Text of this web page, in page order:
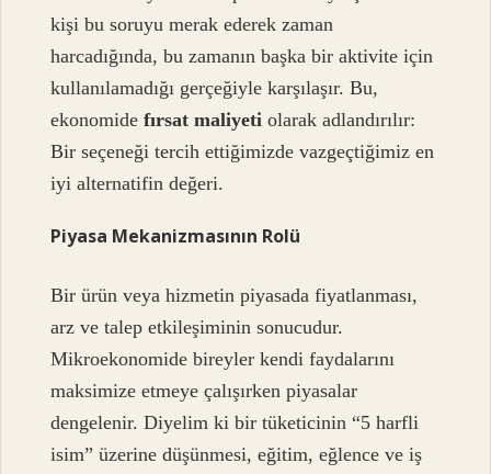
kişi bu soruyu merak ederek zaman
harcadığında, bu zamanın başka bir aktivite için
kullanılamadığı gerçeğiyle karşılaşır. Bu,
ekonomidefırsat maliyeti olarak adlandırılır:
Bir seçeneği tercih ettiğimizde vazgeçtiğimiz en
iyi alternatifin değeri.
Piyasa Mekanizmasının Rolü
Bir ürün veya hizmetin piyasada fiyatlanması,
arz ve talep etkileşiminin sonucudur.
Mikroekonomide bireyler kendi faydalarını
maksimize etmeye çalışırken piyasalar
dengelenir. Diyelim ki bir tüketicinin “5 harfli
isim” üzerine düşünmesi, eğitim, eğlence ve iş